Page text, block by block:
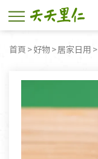
首頁 好物 居家日用